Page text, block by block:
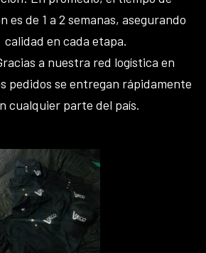
es de 1 a 2 semanas, asegurando
calidad en cada etapa.
a nuestra red logística en
pedidos se entregan rápidamente
cualquier parte del país.